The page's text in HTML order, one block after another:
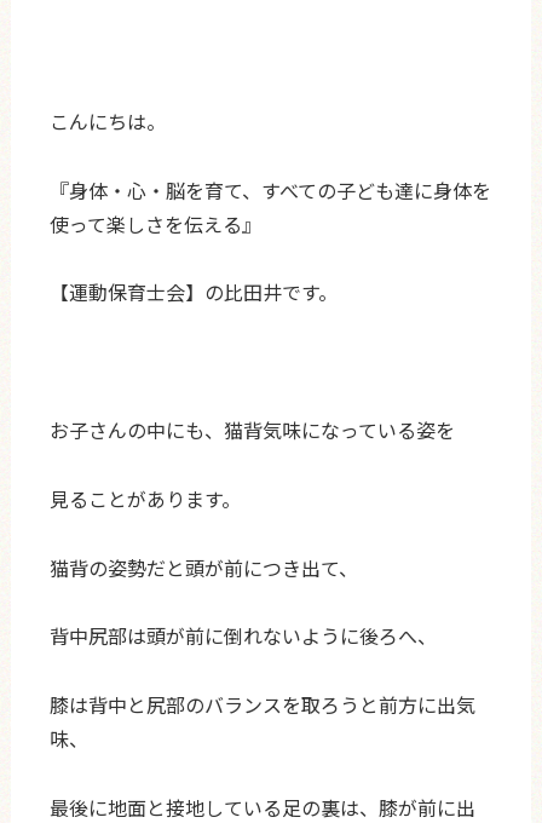
こんにちは。
『身体・心・脳を育て、すべての子ども達に身体を
使って楽しさを伝える』
【運動保育士会】の比田井です。
お子さんの中にも、猫背気味になっている姿を
見ることがあります。
猫背の姿勢だと頭が前につき出て、
背中尻部は頭が前に倒れないように後ろへ、
膝は背中と尻部のバランスを取ろうと前方に出気
味、
最後に地面と接地している足の裏は、膝が前に出